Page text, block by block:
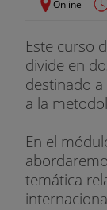
Online
Este curso
divide en
destinado
a la
En el
temática